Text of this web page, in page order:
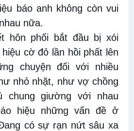
báo anh không còn vui
nữa.
hôn phối bắt đầu bị xói
cờ đỏ lần hồi phất lên
chuyện đối với nhiều
nhỏ nhặt, như vợ chồng
chung giường với nhau
hiệu những vấn đề ở
có sự rạn nứt sâu xa